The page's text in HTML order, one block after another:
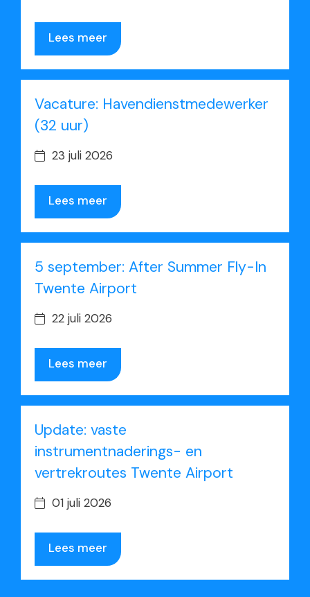
Lees meer
Vacature: Havendienstmedewerker
(32 uur)
23 juli 2026
Lees meer
5 september: After Summer Fly-In
Twente Airport
22 juli 2026
Lees meer
Update: vaste
instrumentnaderings- en
vertrekroutes Twente Airport
01 juli 2026
Lees meer